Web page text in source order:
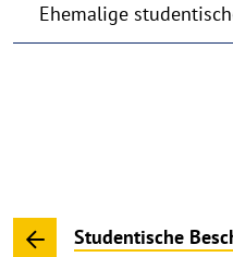
Ehemalige
Studentische